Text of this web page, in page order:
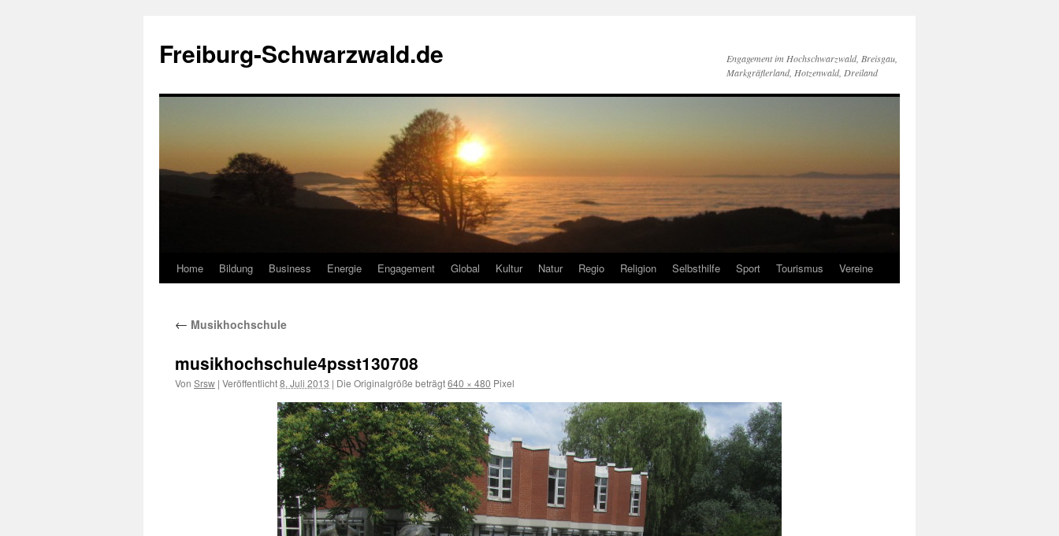
springen
Freiburg-Schwarzwald.de
Engagement im Hochschwarzwald, Breisgau,
Markgräflerland, Hotzenwald, Dreiland
Home Bildung Business Energie Engagement Global Kultur Natur Regio Religion Selbsthilfe Sport Tourismus Vereine
← Musikhochschule
musikhochschule4psst130708
Von Srsw | Veröffentlicht8. Juli 2013 | Die Originalgröße beträgt640 × 480 Pixel